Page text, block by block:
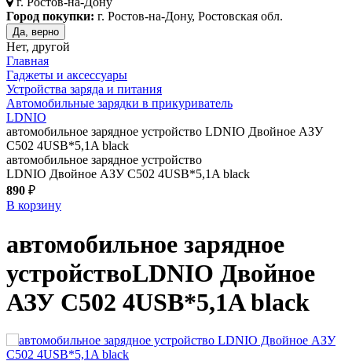
Город покупки: г. Ростов-на-Дону, Ростовская обл.
Да, верно
Нет, другой
Главная
Гаджеты и аксессуары
Устройства заряда и питания
Автомобильные зарядки в прикуриватель
LDNIO
автомобильное зарядное устройство LDNIO Двойное АЗУ
C502 4USB*5,1A black
автомобильное зарядное устройство
LDNIO Двойное АЗУ C502 4USB*5,1A black
890 ₽
В корзину
автомобильное зарядное
устройствоLDNIO Двойное
АЗУ C502 4USB*5,1Ablack